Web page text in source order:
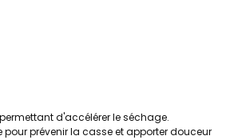
d'accélérer le séchage.
prévenir la casse et apporter douceur